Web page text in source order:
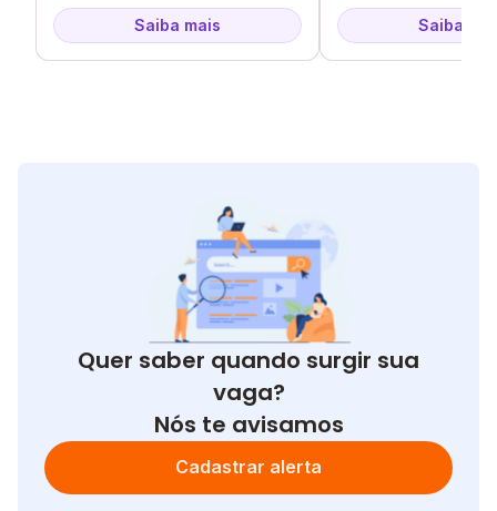
Saiba mais Saiba
Quer saber quando surgir sua
vaga?
Nós te avisamos
Cadastrar alerta